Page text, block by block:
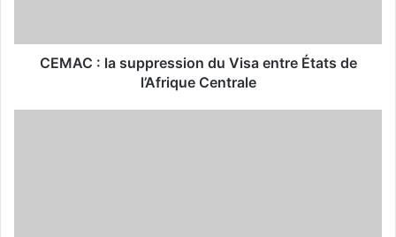
CEMAC : la suppression du Visa entre États de
l’Afrique Centrale